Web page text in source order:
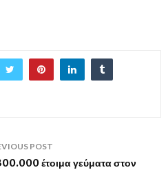
POST
έτοιμα γεύματα στον